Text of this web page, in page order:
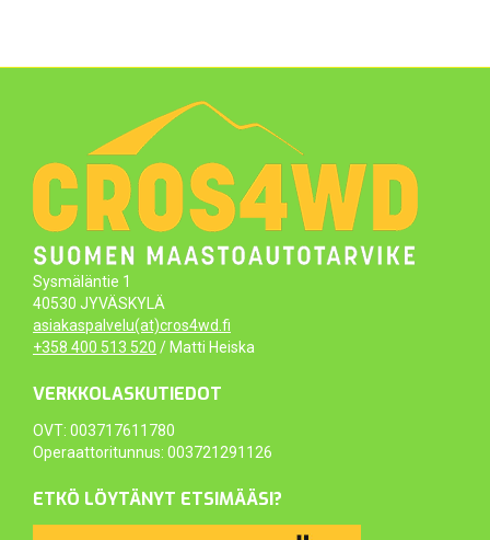
Sysmäläntie 1
40530 JYVÄSKYLÄ
asiakaspalvelu(at)cros4wd.fi
+358 400 513 520 / Matti Heiska
VERKKOLASKUTIEDOT
OVT: 003717611780
Operaattoritunnus: 003721291126
ETKÖ LÖYTÄNYT ETSIMÄÄSI?